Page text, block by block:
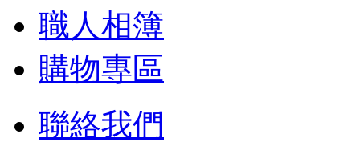
職人相簿
購物專區
聯絡我們